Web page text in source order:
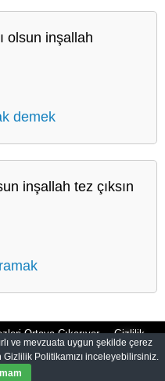
olsun inşallah
demek
inşallah tez çıksın
Ortaya Çıkarıyor Gizlilik
|Tüm Hakları Saklıdır.
ve mevzuata uygun şekilde çerez
Gizlilik Politikamızı inceleyebilirsiniz.